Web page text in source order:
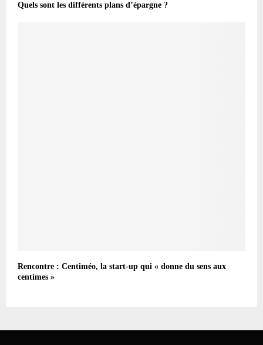
Quels sont les différents plans d’épargne ?
Rencontre : Centiméo, la start-up qui « donne du sens aux
centimes »